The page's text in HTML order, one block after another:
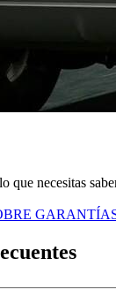
que necesitas